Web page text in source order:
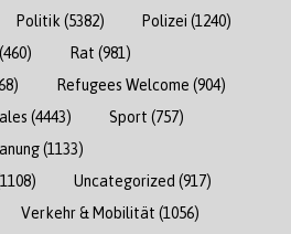
Politik (5382) Polizei (1240)
(460) Rat (981)
Refugees Welcome (904)
(4443) Sport (757)
(1133)
Uncategorized (917)
Verkehr & Mobilität (1056)